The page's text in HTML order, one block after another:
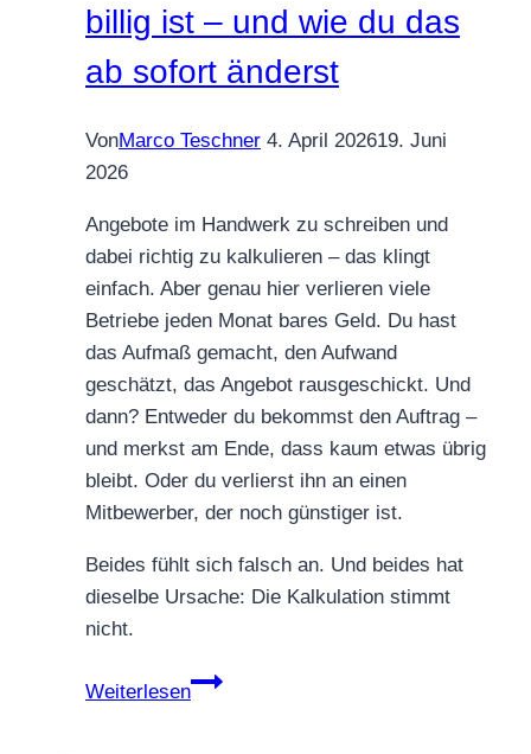
billig ist – und wie du das
ab sofort änderst
VonMarco Teschner 4. April 202619. Juni
2026
Angebote im Handwerk zu schreiben und
dabei richtig zu kalkulieren – das klingt
einfach. Aber genau hier verlieren viele
Betriebe jeden Monat bares Geld. Du hast
das Aufmaß gemacht, den Aufwand
geschätzt, das Angebot rausgeschickt. Und
dann? Entweder du bekommst den Auftrag –
und merkst am Ende, dass kaum etwas übrig
bleibt. Oder du verlierst ihn an einen
Mitbewerber, der noch günstiger ist.
Beides fühlt sich falsch an. Und beides hat
dieselbe Ursache: Die Kalkulation stimmt
nicht.
Weiterlesen
Warum